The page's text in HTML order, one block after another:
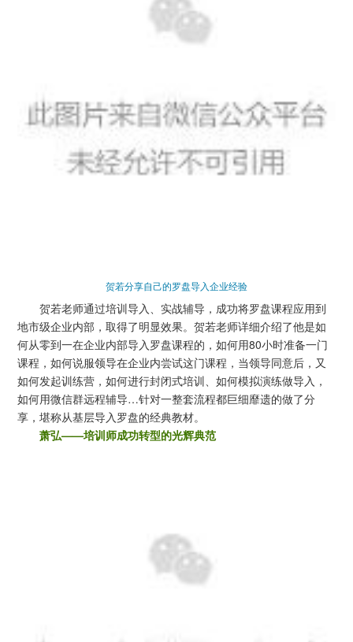
贺若分享自己的罗盘导入企业经验
贺若老师通过培训导入、实战辅导，成功将罗盘课程应用到
地市级企业内部，取得了明显效果。贺若老师详细介绍了他是如
何从零到一在企业内部导入罗盘课程的，如何用80小时准备一门
课程，如何说服领导在企业内尝试这门课程，当领导同意后，又
如何发起训练营，如何进行封闭式培训、如何模拟演练做导入，
如何用微信群远程辅导…针对一整套流程都巨细靡遗的做了分
享，堪称从基层导入罗盘的经典教材。
萧弘——培训师成功转型的光辉典范